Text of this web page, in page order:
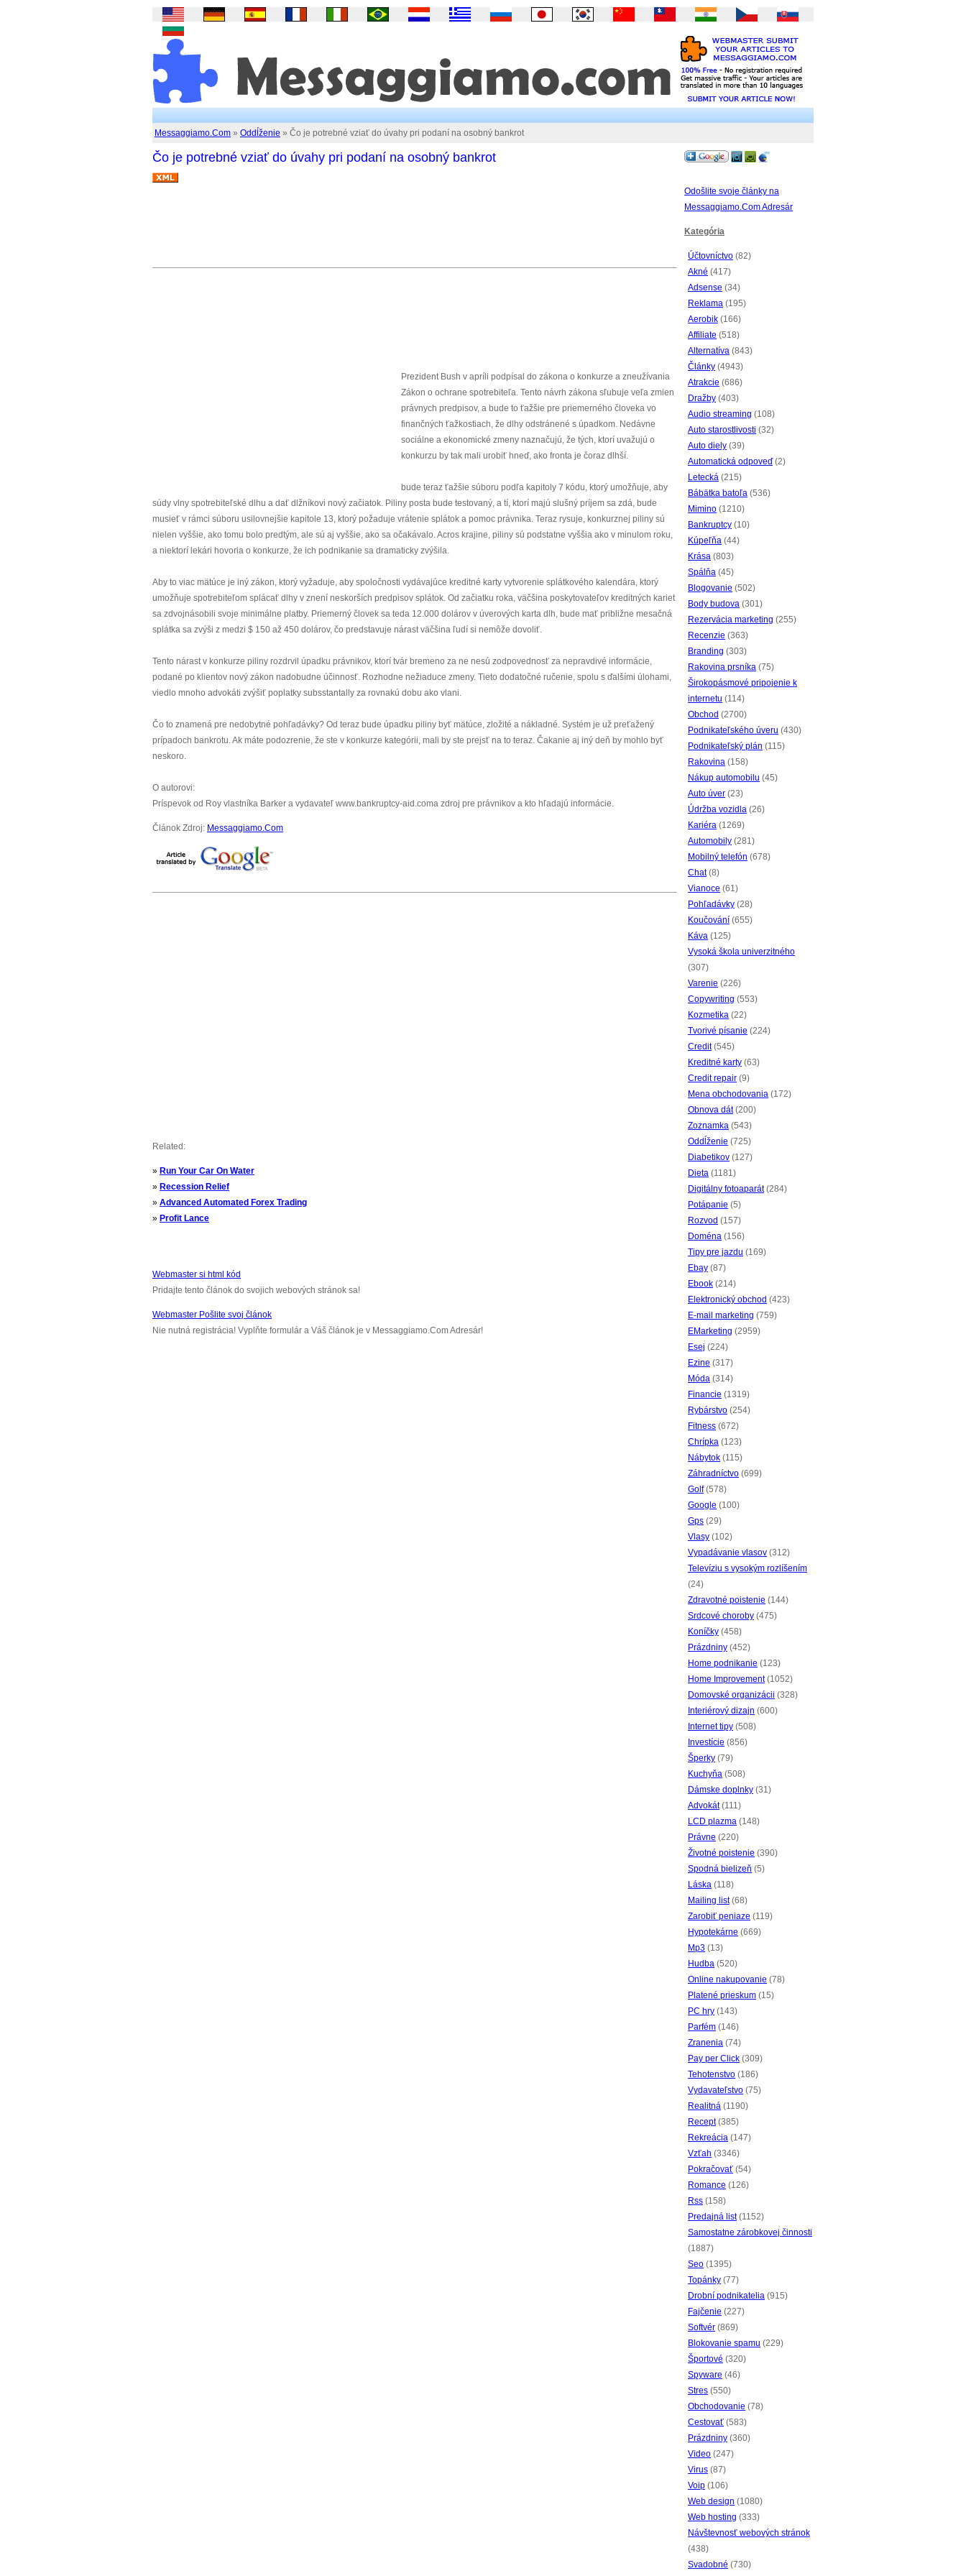
Messaggiamo.Com » Oddĺženie » Čo je potrebné vziať do úvahy pri podaní na osobný bankrot
Čo je potrebné vziať do úvahy pri podaní na osobný bankrot
Prezident Bush v apríli podpísal do zákona o konkurze a zneužívania
Zákon o ochrane spotrebiteľa. Tento návrh zákona sľubuje veľa zmien
právnych predpisov, a bude to ťažšie pre priemerného človeka vo
finančných ťažkostiach, že dlhy odstránené s úpadkom. Nedávne
sociálne a ekonomické zmeny naznačujú, že tých, ktorí uvažujú o
konkurzu by tak mali urobiť hneď, ako fronta je čoraz dlhší.
bude teraz ťažšie súboru podľa kapitoly 7 kódu, ktorý umožňuje, aby
súdy vlny spotrebiteľské dlhu a dať dlžníkovi nový začiatok. Piliny posta bude testovaný, a tí, ktorí majú slušný príjem sa zdá, bude
musieť v rámci súboru usilovnejšie kapitole 13, ktorý požaduje vrátenie splátok a pomoc právnika. Teraz rysuje, konkurznej piliny sú
nielen vyššie, ako tomu bolo predtým, ale sú aj vyššie, ako sa očakávalo. Acros krajine, piliny sú podstatne vyššia ako v minulom roku,
a niektorí lekári hovoria o konkurze, že ich podnikanie sa dramaticky zvýšila.
Aby to viac mätúce je iný zákon, ktorý vyžaduje, aby spoločnosti vydávajúce kreditné karty vytvorenie splátkového kalendára, ktorý
umožňuje spotrebiteľom splácať dlhy v znení neskorších predpisov splátok. Od začiatku roka, väčšina poskytovateľov kreditných kariet
sa zdvojnásobili svoje minimálne platby. Priemerný človek sa teda 12.000 dolárov v úverových karta dlh, bude mať približne mesačná
splátka sa zvýši z medzi $ 150 až 450 dolárov, čo predstavuje nárast väčšina ľudí si nemôže dovoliť.
Tento nárast v konkurze piliny rozdrvil úpadku právnikov, ktorí tvár bremeno za ne nesú zodpovednosť za nepravdivé informácie,
podané po klientov nový zákon nadobudne účinnosť. Rozhodne nežiaduce zmeny. Tieto dodatočné ručenie, spolu s ďalšími úlohami,
viedlo mnoho advokáti zvýšiť poplatky subsstantally za rovnakú dobu ako vlani.
Čo to znamená pre nedobytné pohľadávky? Od teraz bude úpadku piliny byť mätúce, zložité a nákladné. Systém je už preťažený
prípadoch bankrotu. Ak máte podozrenie, že ste v konkurze kategórii, mali by ste prejsť na to teraz. Čakanie aj iný deň by mohlo byť
neskoro.
O autorovi:
Príspevok od Roy vlastníka Barker a vydavateľ www.bankruptcy-aid.coma zdroj pre právnikov a kto hľadajú informácie.
Článok Zdroj: Messaggiamo.Com
Related:
» Run Your Car On Water
» Recession Relief
» Advanced Automated Forex Trading
» Profit Lance
Webmaster si html kód
Pridajte tento článok do svojich webových stránok sa!
Webmaster Pošlite svoj článok
Nie nutná registrácia! Vyplňte formulár a Váš článok je v Messaggiamo.Com Adresár!
Odošlite svoje články na
Messaggiamo.Com Adresár
Kategória
Účtovníctvo (82)
Akné (417)
Adsense (34)
Reklama (195)
Aerobik (166)
Affiliate (518)
Alternatíva (843)
Články (4943)
Atrakcie (686)
Dražby (403)
Audio streaming (108)
Auto starostlivosti (32)
Auto diely (39)
Automatická odpoveď(2)
Letecká (215)
Bábätka batoľa (536)
Mimino (1210)
Bankruptcy (10)
Kúpeľňa (44)
Krása (803)
Spálňa (45)
Blogovanie (502)
Body budova (301)
Rezervácia marketing (255)
Recenzie (363)
Branding (303)
Rakovina prsníka (75)
Širokopásmové pripojenie k
internetu (114)
Obchod (2700)
Podnikateľského úveru (430)
Podnikateľský plán (115)
Rakovina (158)
Nákup automobilu (45)
Auto úver (23)
Údržba vozidla (26)
Kariéra (1269)
Automobily (281)
Mobilný telefón (678)
Chat(8)
Vianoce (61)
Pohľadávky (28)
Koučování (655)
Káva (125)
Vysoká škola univerzitného
(307)
Varenie (226)
Copywriting (553)
Kozmetika (22)
Tvorivé písanie (224)
Credit(545)
Kreditné karty (63)
Credit repair (9)
Mena obchodovania (172)
Obnova dát(200)
Zoznamka (543)
Oddĺženie (725)
Diabetikov (127)
Dieta (1181)
Digitálny fotoaparát(284)
Potápanie (5)
Rozvod (157)
Doména (156)
Tipy pre jazdu (169)
Ebay (87)
Ebook (214)
Elektronický obchod (423)
E-mail marketing (759)
EMarketing (2959)
Esej (224)
Ezine (317)
Móda (314)
Financie (1319)
Rybárstvo (254)
Fitness (672)
Chrípka (123)
Nábytok (115)
Záhradníctvo (699)
Golf(578)
Google (100)
Gps (29)
Vlasy (102)
Vypadávanie vlasov (312)
Televíziu s vysokým rozlíšením
(24)
Zdravotné poistenie (144)
Srdcové choroby (475)
Koníčky (458)
Prázdniny (452)
Home podnikanie (123)
Home Improvement(1052)
Domovské organizácii (328)
Interiérový dizajn (600)
Internet tipy (508)
Investície (856)
Šperky (79)
Kuchyňa (508)
Dámske doplnky (31)
Advokát(111)
LCD plazma (148)
Právne (220)
Životné poistenie (390)
Spodná bielizeň (5)
Láska (118)
Mailing list(68)
Zarobiť peniaze (119)
Hypotekárne (669)
Mp3 (13)
Hudba (520)
Online nakupovanie (78)
Platené prieskum (15)
PC hry (143)
Parfém (146)
Zranenia (74)
Pay per Click (309)
Tehotenstvo (186)
Vydavateľstvo (75)
Realitná (1190)
Recept(385)
Rekreácia (147)
Vzťah (3346)
Pokračovať (54)
Romance (126)
Rss (158)
Predajná list(1152)
Samostatne zárobkovej činnosti
(1887)
Seo (1395)
Topánky (77)
Drobní podnikatelia (915)
Fajčenie (227)
Softvér (869)
Blokovanie spamu (229)
Športové (320)
Spyware (46)
Stres (550)
Obchodovanie (78)
Cestovať (583)
Prázdniny (360)
Video (247)
Virus (87)
Voip (106)
Web design (1080)
Web hosting (333)
Návštevnosť webových stránok
(438)
Svadobné (730)